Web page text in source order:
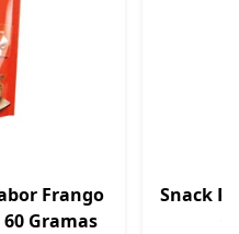
Frango
60 Gramas
Snack